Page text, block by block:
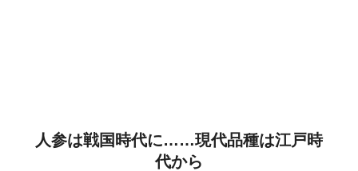
人参は戦国時代に……現代品種は江戸時
代から